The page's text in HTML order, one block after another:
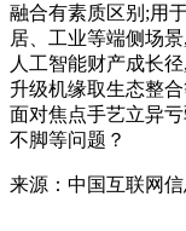
融合有素质区别;用
居、工业等端侧场
人工智能财产成长
升级机缘取生态整
面对焦点手艺立异
不脚等问题？
来源：中国互联网